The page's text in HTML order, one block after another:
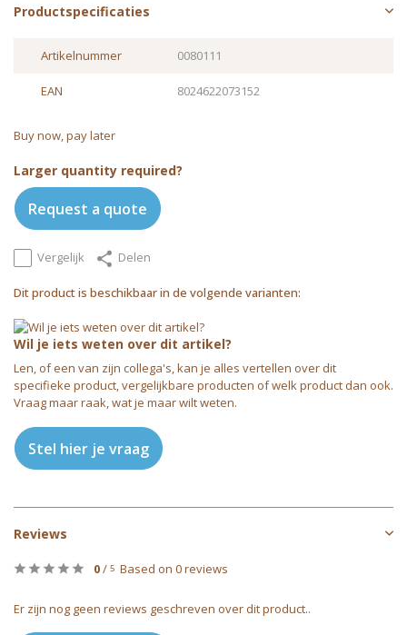
Productspecificaties
Artikelnummer 0080111
EAN 8024622073152
Buy now, pay later
Larger quantity required?
Request a quote
Vergelijk Delen
Dit product is beschikbaar in de volgende varianten:
Wil je iets weten over dit artikel?
Len, of een van zijn collega's, kan je alles vertellen over dit
specifieke product, vergelijkbare producten of welk product dan ook.
Vraag maar raak, wat je maar wilt weten.
Stel hier je vraag
Reviews
0/ 5 Based on 0 reviews
Er zijn nog geen reviews geschreven over dit product..